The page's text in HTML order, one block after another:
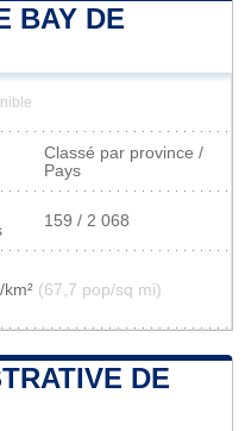
BAY DE
Classé par province /
Pays
159 / 2 068
(67,7 pop/sq mi)
DE